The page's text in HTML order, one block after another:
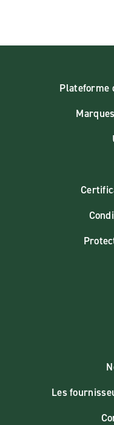
Plateforme
Les